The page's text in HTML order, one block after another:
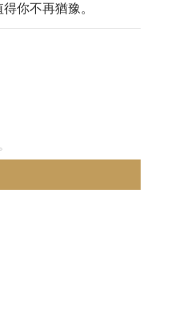
你不再猶豫。